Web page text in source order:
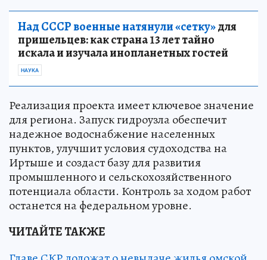
Над СССР военные натянули «сетку»для
пришельцев: как страна 13 лет тайно
искала и изучала инопланетных гостей
НАУКА
Реализация проекта имеет ключевое значение
для региона. Запуск гидроузла обеспечит
надежное водоснабжение населенных
пунктов, улучшит условия судоходства на
Иртыше и создаст базу для развития
промышленного и сельскохозяйственного
потенциала области. Контроль за ходом работ
останется на федеральном уровне.
ЧИТАЙТЕ ТАКЖЕ